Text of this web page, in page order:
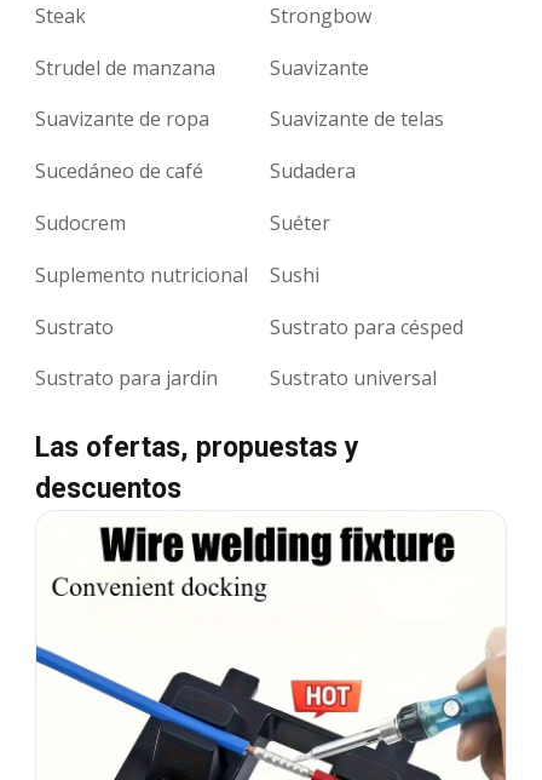
Steak
Strongbow
Strudel de manzana
Suavizante
Suavizante de ropa
Suavizante de telas
Sucedáneo de café
Sudadera
Sudocrem
Suéter
Suplemento nutricional
Sushi
Sustrato
Sustrato para césped
Sustrato para jardín
Sustrato universal
Las ofertas, propuestas y
descuentos